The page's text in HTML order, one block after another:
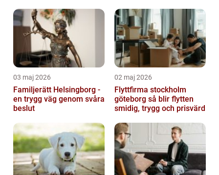
03 maj 2026
Familjerätt Helsingborg -
en trygg väg genom svåra
beslut
02 maj 2026
Flyttfirma stockholm
göteborg så blir flytten
smidig, trygg och prisvärd